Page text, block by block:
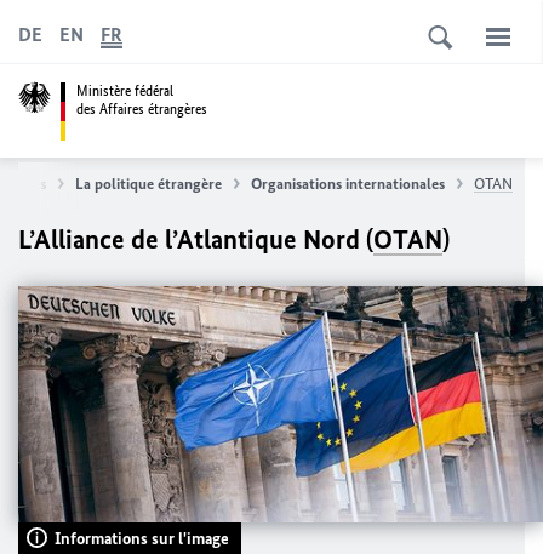
Ministère fédéral
des Affaires étrangères
DE EN FR
La politique étrangère Organisations internationales OTAN
L’Alliance de l’Atlantique Nord (OTAN)
Informations sur l'image